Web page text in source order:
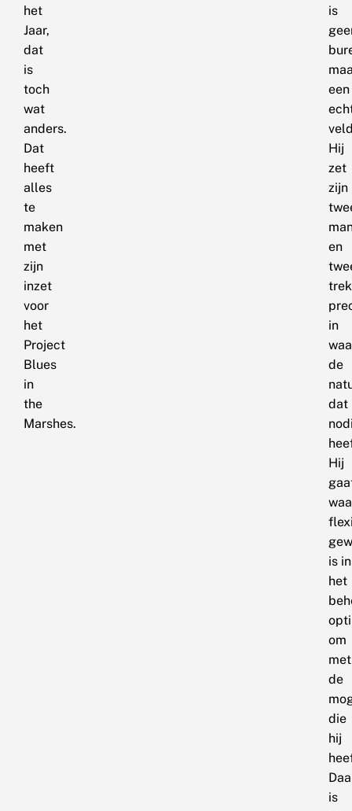
het
Jaar,
dat
is
toch
wat
anders.
Dat
heeft
alles
te
maken
met
zijn
inzet
voor
het
Project
Blues
in
the
Marshes.
is
een
Hij
zet
zijn
en
in
de
dat
Hij
is in
het
om
met
de
die
hij
is